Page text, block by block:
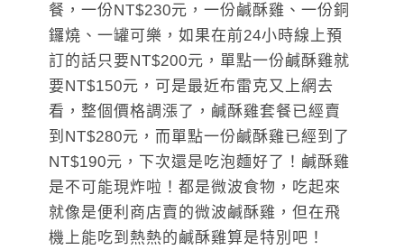
餐，一份NT$230元，一份鹹酥雞、一份銅
鑼燒、一罐可樂，如果在前24小時線上預
訂的話只要NT$200元，單點一份鹹酥雞就
要NT$150元，可是最近布雷克又上網去
看，整個價格調漲了，鹹酥雞套餐已經賣
到NT$280元，而單點一份鹹酥雞已經到了
NT$190元，下次還是吃泡麵好了！鹹酥雞
是不可能現炸啦！都是微波食物，吃起來
就像是便利商店賣的微波鹹酥雞，但在飛
機上能吃到熱熱的鹹酥雞算是特別吧！